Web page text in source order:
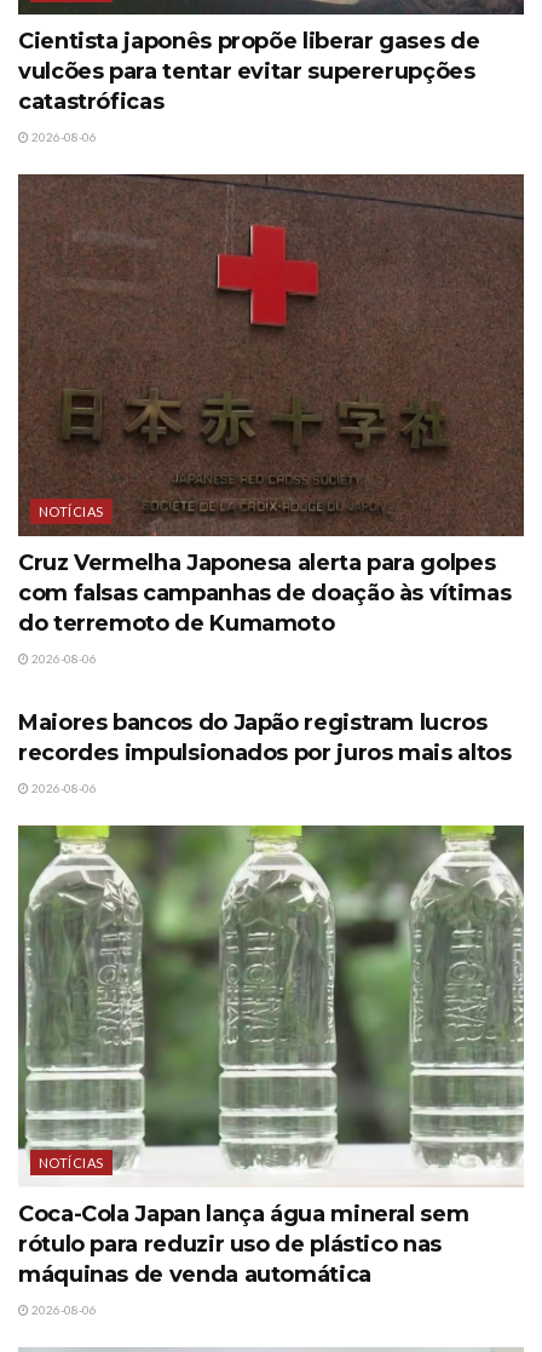
Cientista japonês propõe liberar gases de
vulcões para tentar evitar supererupções
catastróficas
2026-08-06
NOTÍCIAS
Cruz Vermelha Japonesa alerta para golpes
com falsas campanhas de doação às vítimas
do terremoto de Kumamoto
2026-08-06
Maiores bancos do Japão registram lucros
recordes impulsionados por juros mais altos
2026-08-06
NOTÍCIAS
Coca-Cola Japan lança água mineral sem
rótulo para reduzir uso de plástico nas
máquinas de venda automática
2026-08-06